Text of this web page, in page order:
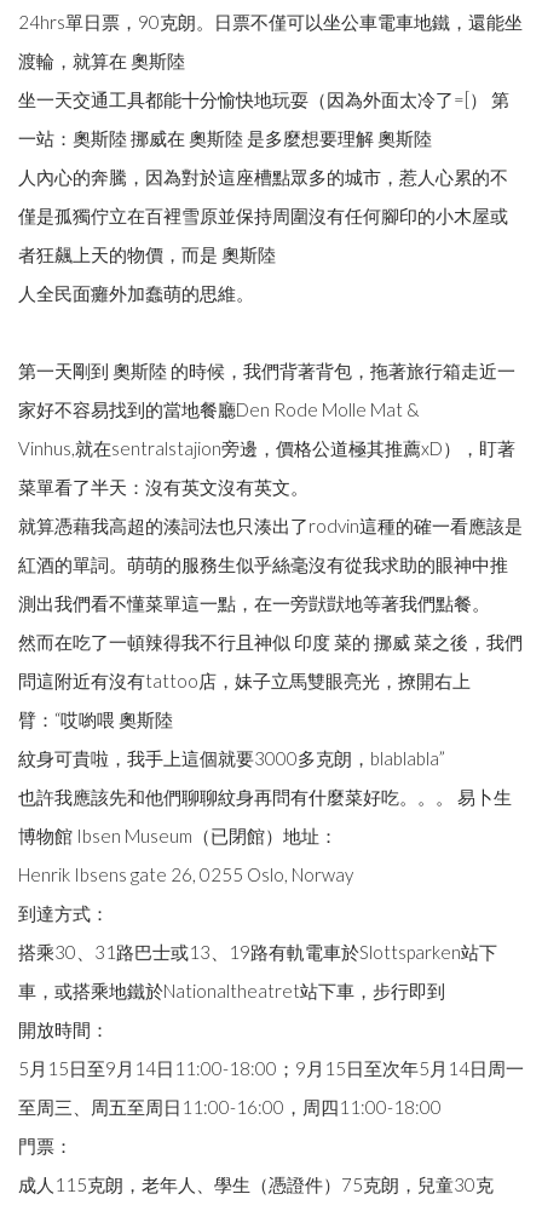
24hrs單日票，90克朗。日票不僅可以坐公車電車地鐵，還能坐
渡輪，就算在 奧斯陸
坐一天交通工具都能十分愉快地玩耍（因為外面太冷了=[） 第
一站：奧斯陸 挪威在 奧斯陸 是多麼想要理解 奧斯陸
人內心的奔騰，因為對於這座槽點眾多的城市，惹人心累的不
僅是孤獨佇立在百裡雪原並保持周圍沒有任何腳印的小木屋或
者狂飆上天的物價，而是 奧斯陸
人全民面癱外加蠢萌的思維。
第一天剛到 奧斯陸 的時候，我們背著背包，拖著旅行箱走近一
家好不容易找到的當地餐廳Den Rode Molle Mat &
Vinhus,就在sentralstajion旁邊，價格公道極其推薦xD），盯著
菜單看了半天：沒有英文沒有英文。
就算憑藉我高超的湊詞法也只湊出了rodvin這種的確一看應該是
紅酒的單詞。萌萌的服務生似乎絲毫沒有從我求助的眼神中推
測出我們看不懂菜單這一點，在一旁獃獃地等著我們點餐。
然而在吃了一頓辣得我不行且神似 印度 菜的 挪威 菜之後，我們
問這附近有沒有tattoo店，妹子立馬雙眼亮光，撩開右上
臂：“哎喲喂 奧斯陸
紋身可貴啦，我手上這個就要3000多克朗，blablabla”
也許我應該先和他們聊聊紋身再問有什麼菜好吃。。。 易卜生
博物館 Ibsen Museum（已閉館）地址：
Henrik Ibsens gate 26, 0255 Oslo, Norway
到達方式：
搭乘30、31路巴士或13、19路有軌電車於Slottsparken站下
車，或搭乘地鐵於Nationaltheatret站下車，步行即到
開放時間：
5月15日至9月14日11:00-18:00；9月15日至次年5月14日周一
至周三、周五至周日11:00-16:00，周四11:00-18:00
門票：
成人115克朗，老年人、學生（憑證件）75克朗，兒童30克